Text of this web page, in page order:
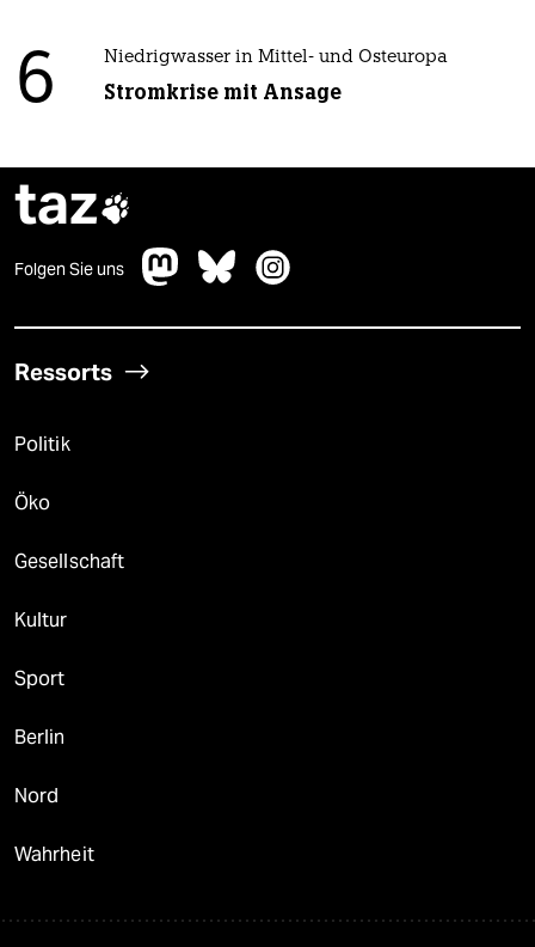
6 Niedrigwasser in Mittel- und Osteuropa
Stromkrise mit Ansage
taz
Folgen Sie uns
Ressorts
Politik
Öko
Gesellschaft
Kultur
Sport
Berlin
Nord
Wahrheit